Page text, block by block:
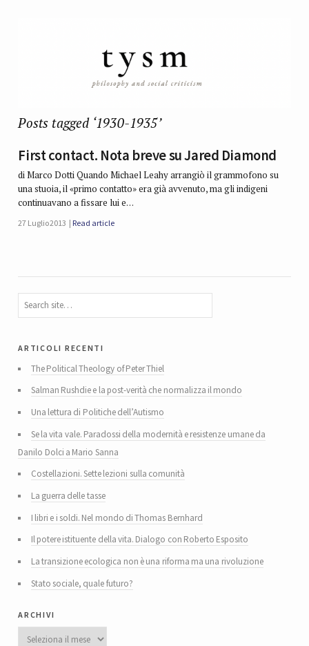
Posts tagged ‘1930-1935’
First contact. Nota breve su Jared Diamond
di Marco Dotti Quando Michael Leahy arrangiò il grammofono su
una stuoia, il «primo contatto» era già avvenuto, ma gli indigeni
continuavano a fissare lui e…
27 Luglio 2013 Read article
articoli recenti
The Political Theology of Peter Thiel
Salman Rushdie e la post-verità che normalizza il mondo
Una lettura di Politiche dell’Autismo
Se la vita vale. Paradossi della modernità e resistenze umane da
Danilo Dolci a Mario Sanna
Costellazioni. Sette lezioni sulla comunità
La guerra delle tasse
I libri e i soldi. Nel mondo di Thomas Bernhard
Il potere istituente della vita. Dialogo con Roberto Esposito
La transizione ecologica non è una riforma ma una rivoluzione
Stato sociale, quale futuro?
archivi
Archivi